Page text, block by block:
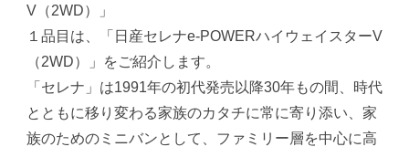
V（2WD）」
１品目は、「日産セレナe-POWERハイウェイスターV
（2WD）」をご紹介します。
「セレナ」は1991年の初代発売以降30年もの間、時代
とともに移り変わる家族のカタチに常に寄り添い、家
族のためのミニバンとして、ファミリー層を中心に高